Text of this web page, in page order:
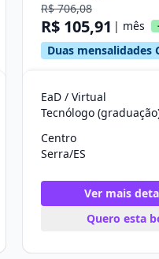
R$ 706,08
R$ 105,91 | mês
Duas mensalidades
EaD / Virtual
Tecnólogo
Centro
Serra/ES
Ver mais
Quero esta